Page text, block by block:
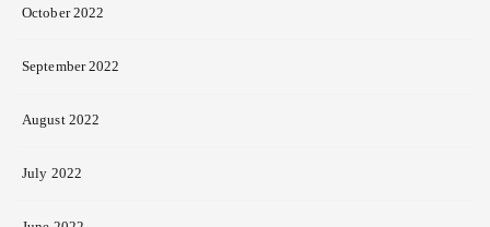
October 2022
September 2022
August 2022
July 2022